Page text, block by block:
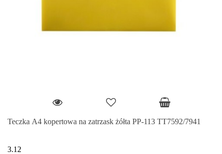
Teczka A4 kopertowa na zatrzask żółta PP-113 TT7592/7941
3.12